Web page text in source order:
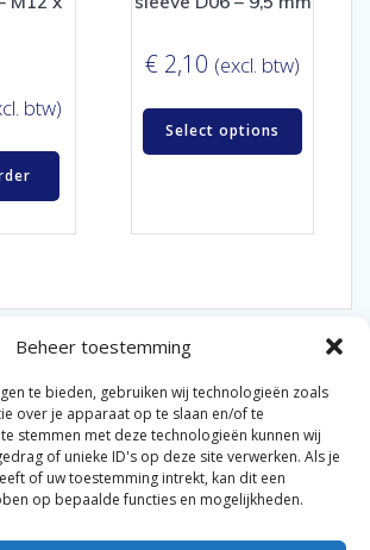
Beheer toestemming
te bieden, gebruiken wij technologieën zoals
over je apparaat op te slaan en/of te
stemmen met deze technologieën kunnen wij
of unieke ID's op deze site verwerken. Als je
of uw toestemming intrekt, kan dit een
op bepaalde functies en mogelijkheden.
btw)
€ 2,10 (excl. btw)
Select options
der Bel Las en Radiateurenbedrijf.